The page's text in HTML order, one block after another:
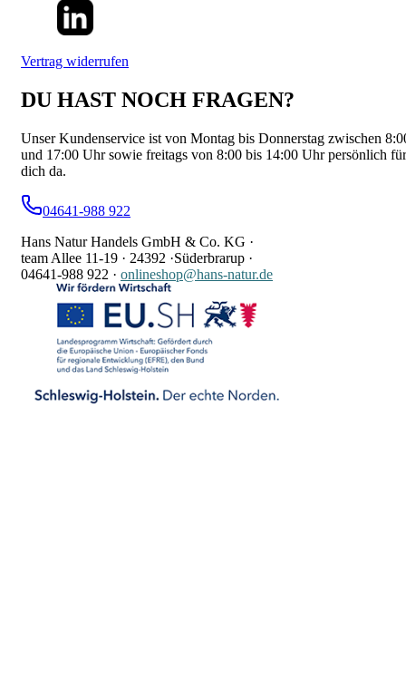
Vertrag widerrufen
DU HAST NOCH FRAGEN?
Unser Kundenservice ist von Montag bis Donnerstag zwischen
und 17:00 Uhr sowie freitags von 8:00 bis 14:00 Uhr persönlich für
dich da.
04641-988 922
Hans Natur Handels GmbH & Co. KG ·
team Allee 11-19 · 24392 ·Süderbrarup ·
04641-988 922 · onlineshop@hans-natur.de